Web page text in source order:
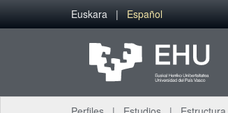
Saltar al contenido principal
Euskara Español